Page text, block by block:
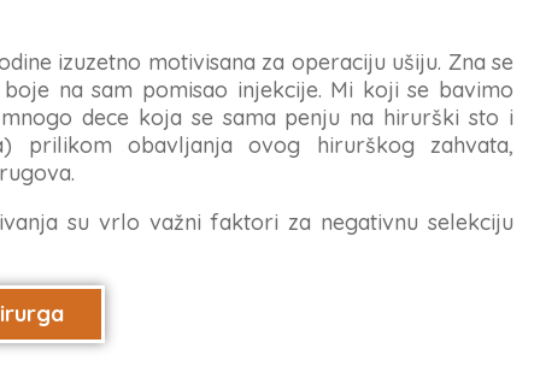
izuzetno motivisana za operaciju ušiju. Zna se
na sam pomisao injekcije. Mi koji se bavimo
dece koja se sama penju na hirurški sto i
prilikom obavljanja ovog hirurškog zahvata,
su vrlo važni faktori za negativnu selekciju